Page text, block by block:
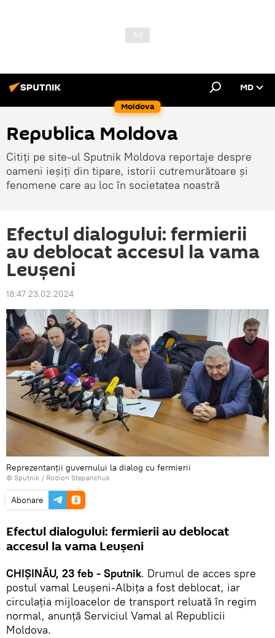
Moldova
MD
Republica Moldova
Citiți pe site-ul Sputnik Moldova reportaje despre
oameni ieșiți din tipare, istorii cutremurătoare și
fenomene care au loc în societatea noastră
Efectul dialogului: fermierii
au deblocat accesul la vama
Leușeni
18:47 23.02.2024
Reprezentanții guvernului la dialog cu fermierii
© Sputnik / Rodion Stepanchuk
Abonare
Efectul dialogului: fermierii au deblocat
accesul la vama Leușeni
CHIȘINĂU, 23 feb - Sputnik. Drumul de acces spre
postul vamal Leușeni-Albița a fost deblocat, iar
circulația mijloacelor de transport reluată în regim
normal, anunță Serviciul Vamal al Republicii
Moldova.